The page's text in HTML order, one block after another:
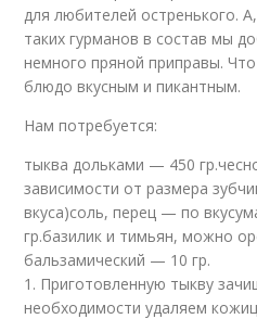
для любителей остренького.
таких гурманов в состав мы
немного пряной приправы.
блюдо вкусным и пикантным.
Нам потребуется:
тыква дольками — 450
зависимости от размера
вкуса)соль, перец — по
гр.базилик и тимьян, можно
бальзамический — 10 гр.
1. Приготовленную тыкву
необходимости удаляем